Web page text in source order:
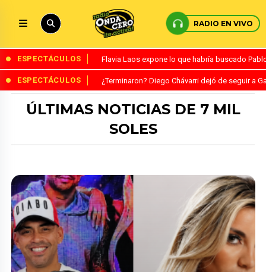
RADIO EN VIVO
ESPECTÁCULOS Flavia Laos expone lo que habría buscado
ESPECTÁCULOS ¿Terminaron? Diego Chávarri dejó de seguir a
ÚLTIMAS NOTICIAS DE 7 MIL
SOLES